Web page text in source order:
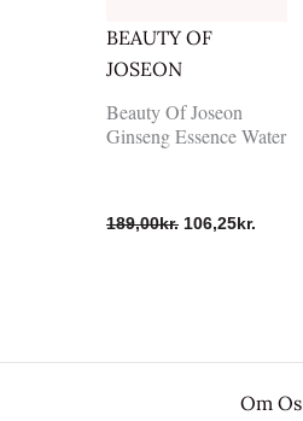
BEAUTY OF
JOSEON
Beauty Of Joseon
Ginseng Essence Water
189,00kr. 106,25kr.
Om Os